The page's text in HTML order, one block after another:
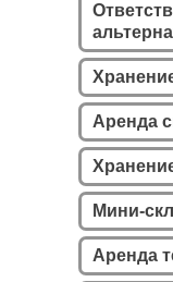
Аренда
Мини-
Аренда